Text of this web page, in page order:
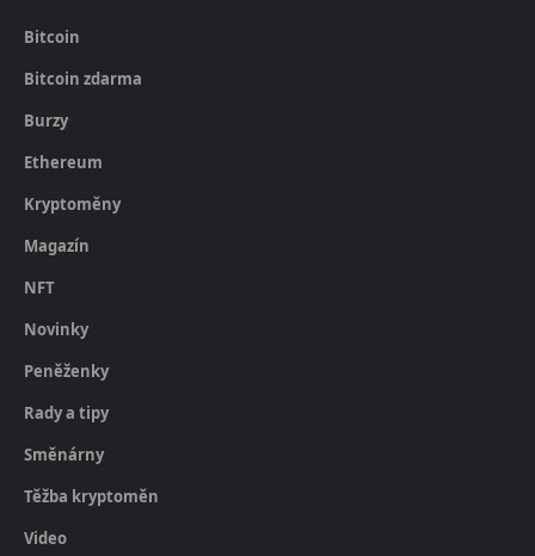
Bitcoin
Bitcoin zdarma
Burzy
Ethereum
Kryptoměny
Magazín
NFT
Novinky
Peněženky
Rady a tipy
Směnárny
Těžba kryptoměn
Video